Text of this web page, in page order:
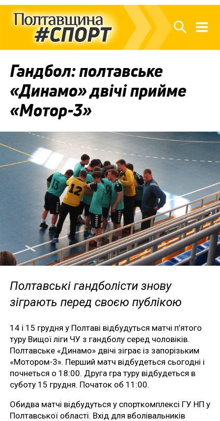
Гандбол: полтавське
«Динамо» двічі прийме
«Мотор-3»
Полтавські гандболісти знову
зіграють перед своєю публікою
14 і 15 грудня у Полтаві відбудуться матчі п’ятого
туру Вищої ліги ЧУ з гандболу серед чоловіків.
Полтавське «Динамо» двічі зіграє із запорізьким
«Мотором-3». Перший матч відбудеться сьогодні і
почнеться о 18:00. Друга гра туру відбудеться в
суботу 15 грудня. Початок об 11:00.
Обидва матчі відбудуться у спорткомплексі ГУ НП у
Полтавської області. Вхід для вболівальників